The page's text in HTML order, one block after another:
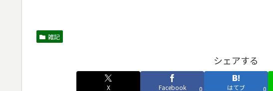
雑記
シェアする
X Facebook 0 はてブ 0